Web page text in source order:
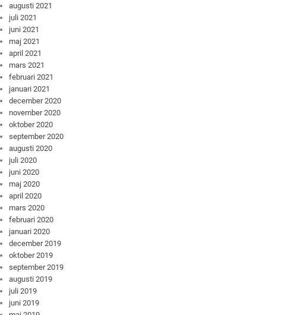
augusti 2021
juli 2021
juni 2021
maj 2021
april 2021
mars 2021
februari 2021
januari 2021
december 2020
november 2020
oktober 2020
september 2020
augusti 2020
juli 2020
juni 2020
maj 2020
april 2020
mars 2020
februari 2020
januari 2020
december 2019
oktober 2019
september 2019
augusti 2019
juli 2019
juni 2019